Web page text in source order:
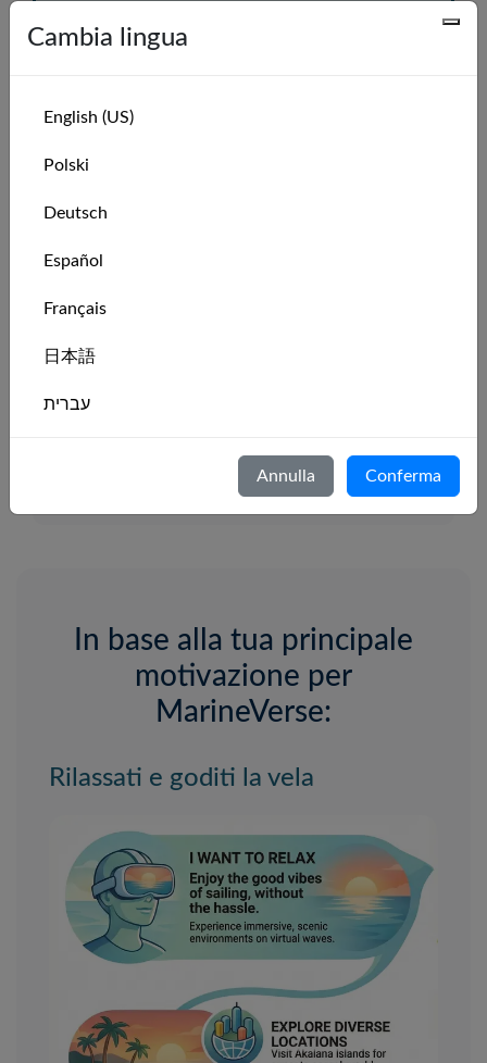
Navigo quando non posso farlo nella vita
sensazioni della vela senza complessità e fatica.
Modalità consigliata: "RELAX"
In base alla tua principale
motivazione per
MarineVerse:
Rilassati e goditi la vela
Cambia lingua
English (US)
Polski
Deutsch
Español
Français
日本語
עברית
Annulla Conferma